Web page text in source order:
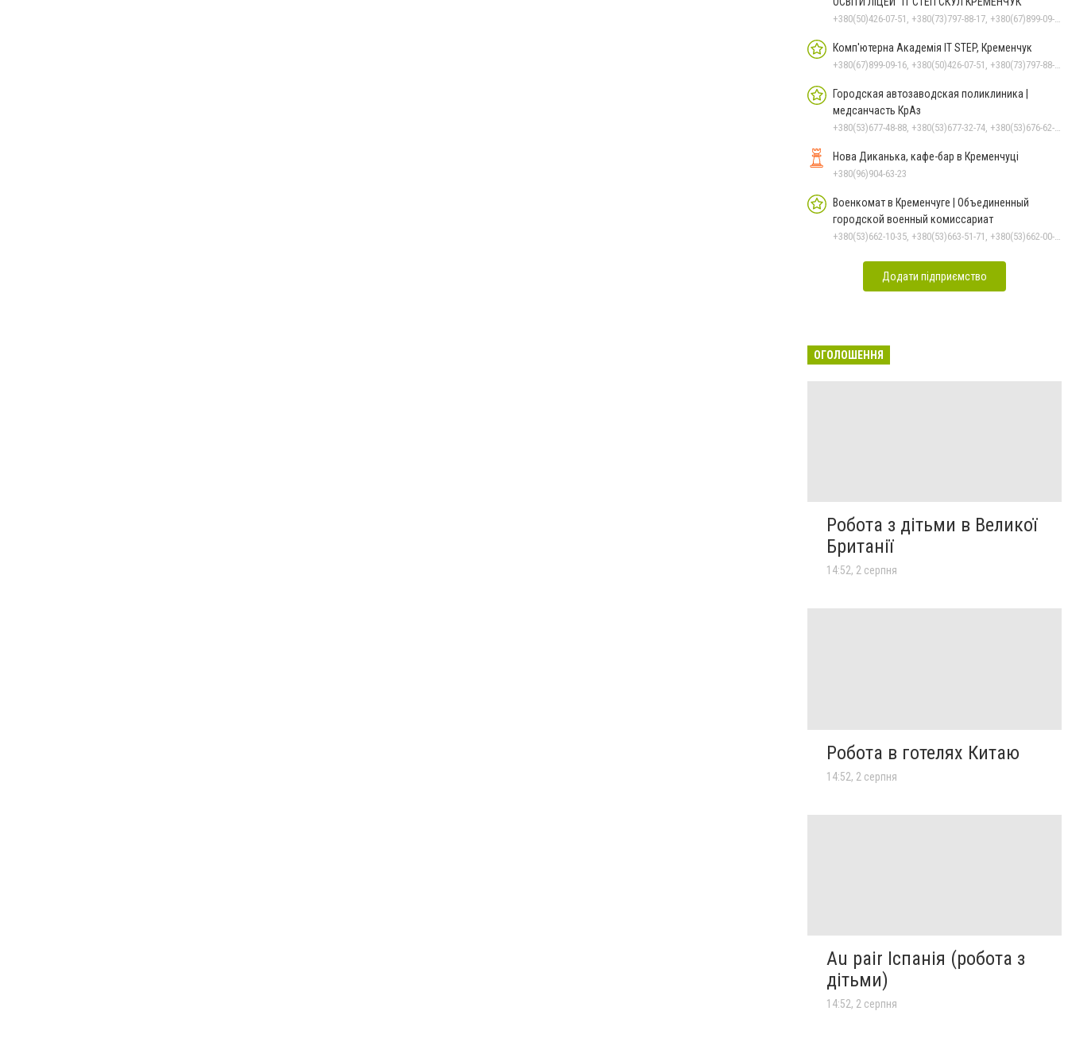
+380(50)426-07-51, +380(73)797-88-17, +380(67)899-09-16
Комп'ютерна Академія IT STEP, Кременчук
+380(67)899-09-16, +380(50)426-07-51, +380(73)797-88-17
Городская автозаводская поликлиника |
медсанчасть КрАз
+380(53)677-48-88, +380(53)677-32-74, +380(53)676-62-99, +380536766187
Нова Диканька, кафе-бар в Кременчуці
+380(96)904-63-23
Военкомат в Кременчуге | Объединенный
городской военный комиссариат
+380(53)662-10-35, +380(53)663-51-71, +380(53)662-00-54
Додати підприємство
ОГОЛОШЕННЯ
Робота з дітьми в Великої
Британії
14:52, 2 серпня
Робота в готелях Китаю
14:52, 2 серпня
Au pair Іспанія (робота з
дітьми)
14:52, 2 серпня